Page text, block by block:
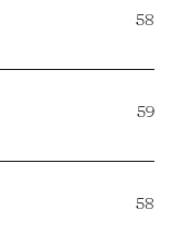
58
59
58